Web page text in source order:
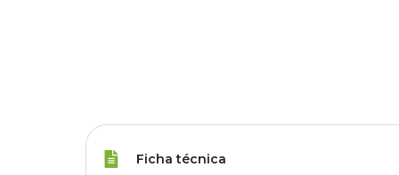
Ficha técnica